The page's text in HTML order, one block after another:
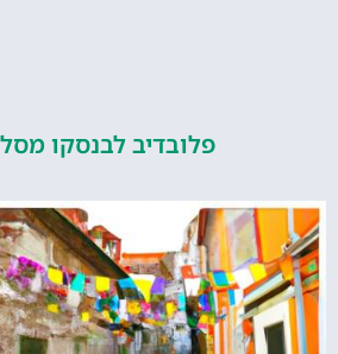
פלובדיב לבנסקו מסלול טיול